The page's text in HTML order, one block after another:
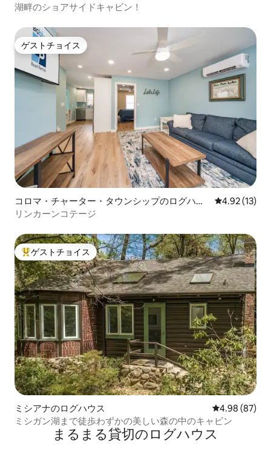
湖畔のショアサイドキャビン！
ゲストチョイス
ゲストチョイス
コロマ・チャーター・タウンシップのログハウ
ス
レビュー13
4.92 (13)
リンカーンコテージ
大好評のゲストチョイスです。
ゲストチョイス
ミシアナのログハウス レビュー87
4.98 (87)
ミシガン湖まで徒歩わずかの美しい森の中のキャビン
まるまる貸切のログハウス